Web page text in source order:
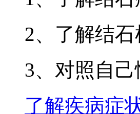
2、了解结
3、对照自
了解疾病症